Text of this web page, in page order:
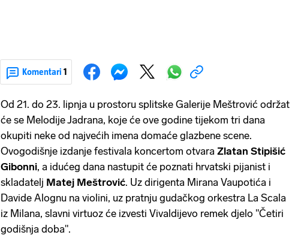
Komentari 1
Od 21. do 23. lipnja u prostoru splitske Galerije Meštrović održat
će se Melodije Jadrana, koje će ove godine tijekom tri dana
okupiti neke od najvećih imena domaće glazbene scene.
Ovogodišnje izdanje festivala koncertom otvara Zlatan Stipišić
Gibonni, a idućeg dana nastupit će poznati hrvatski pijanist i
skladatelj Matej Meštrović. Uz dirigenta Mirana Vaupotića i
Davide Alognu na violini, uz pratnju gudačkog orkestra La Scala
iz Milana, slavni virtuoz će izvesti Vivaldijevo remek djelo "Četiri
godišnja doba".